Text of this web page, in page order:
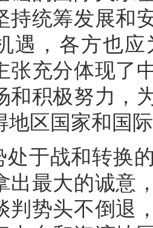
持统筹发展和
遇，各方也
张充分体现了
和积极努力，
地区国家和国
处于战和转换
出最大的诚意
判势头不倒退